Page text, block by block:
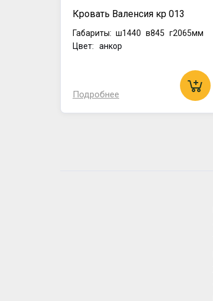
Кровать Валенсия кр 013
Габариты: ш1440 в845 г2065мм
Цвет: анкор
Подробнее